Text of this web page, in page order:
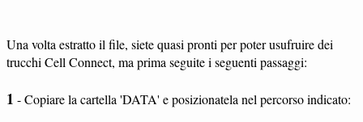
Una volta estratto il file, siete quasi pronti per poter usufruire dei
trucchi Cell Connect, ma prima seguite i seguenti passaggi:
1 - Copiare la cartella 'DATA' e posizionatela nel percorso indicato: